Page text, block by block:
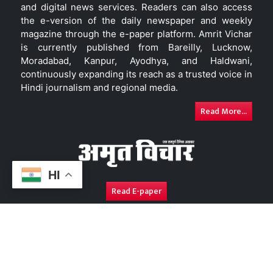
HI
and digital news services. Readers can also access
the e-version of the daily newspaper and weekly
magazine through the e-paper platform. Amrit Vichar
is currently published from Bareilly, Lucknow,
Moradabad, Kanpur, Ayodhya, and Haldwani,
continuously expanding its reach as a trusted voice in
Hindi journalism and regional media.
Read More...
Read E-paper